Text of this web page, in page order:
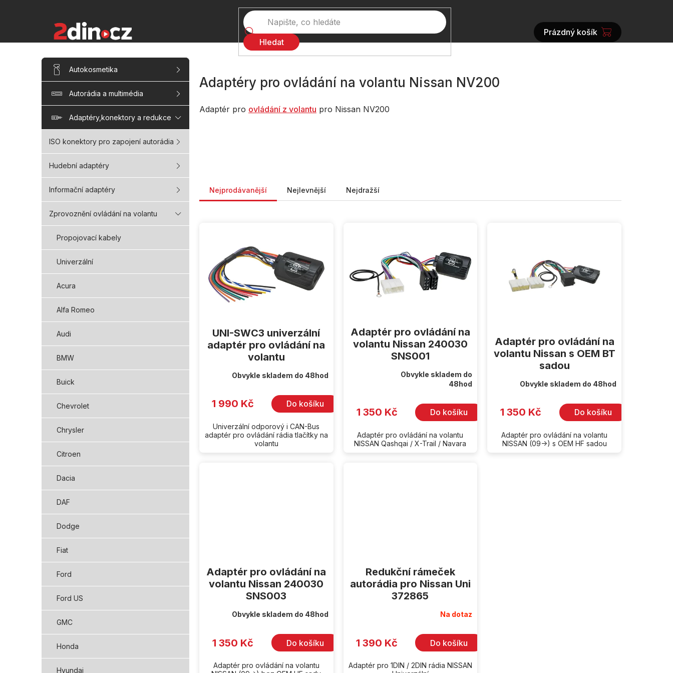
Hledat
NÁKUPNÍ
Prázdný košík
P
s
r
n
í
l
Přeskočit
kategorieAutokosmetika
Autorádia a multimédia
Adaptéry,konektory a redukce
ISO konektory pro zapojení autorádia
Hudební adaptéry
Informační adaptéry
Zprovoznění ovládání na volantu
Propojovací kabely
Univerzální
Acura
Alfa Romeo
Audi
BMW
Buick
Chevrolet
Chrysler
Citroen
Dacia
DAF
Dodge
Fiat
Ford
Ford US
GMC
Honda
Hyundai
Adaptéry pro ovládání na volantu Nissan NV200
Adaptér pro ovládání z volantu pro Nissan NV200
Nejprodávanější Nejlevnější Nejdražší
UNI-SWC3 univerzální
adaptér pro ovládání na
volantu
Obvykle skladem do 48hod
1 990 Kč Do košíku
Univerzální odporový i CAN-Bus
adaptér pro ovládání rádia tlačítky na
volantu
Adaptér pro ovládání na
volantu Nissan 240030
SNS001
5,0
Obvykle skladem do
48hod
1 350 Kč Do košíku
Adaptér pro ovládání na volantu
NISSAN Qashqai / X-Trail / Navara
Adaptér pro ovládání na
volantu Nissan s OEM BT
sadou
Obvykle skladem do 48hod
1 350 Kč Do košíku
Adaptér pro ovládání na volantu
NISSAN (09->) s OEM HF sadou
Adaptér pro ovládání na
volantu Nissan 240030
SNS003
Obvykle skladem do 48hod
1 350 Kč Do košíku
Adaptér pro ovládání na volantu
Redukční rámeček
autorádia pro Nissan Uni
372865
Na dotaz
1 390 Kč Do košíku
Adaptér pro 1DIN / 2DIN rádia NISSAN